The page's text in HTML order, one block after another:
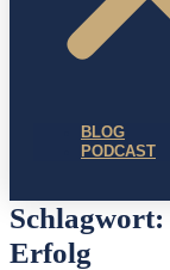
BLOG
PODCAST
Schlagwort:
Erfolg